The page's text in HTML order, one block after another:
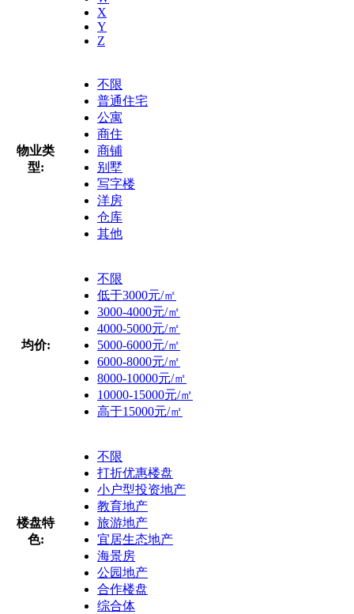
X
Y
Z
物业类
型:
不限
普通住宅
公寓
商住
商铺
别墅
写字楼
洋房
仓库
其他
均价:
不限
低于3000元/㎡
3000-4000元/㎡
4000-5000元/㎡
5000-6000元/㎡
6000-8000元/㎡
8000-10000元/㎡
10000-15000元/㎡
高于15000元/㎡
楼盘特
色:
不限
打折优惠楼盘
小户型投资地产
教育地产
旅游地产
宜居生态地产
海景房
公园地产
合作楼盘
综合体